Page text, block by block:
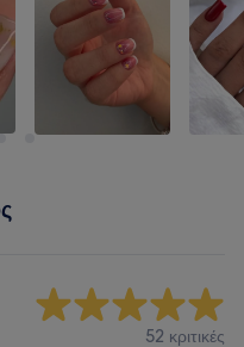
52 κριτικές